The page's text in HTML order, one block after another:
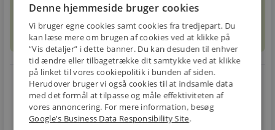
sell Prismatchinfo
E-MÆRKET
Handle trygt hos
os
local_shipping
BILLIG
FRAGT
restart_alt
30 DAGES
Denne hjemmeside bruger cookies
Vi bruger egne cookies samt cookies fra tredjepart. Du
kan læse mere om brugen af cookies ved at klikke på
”Vis detaljer” i dette banner. Du kan desuden til enhver
tid ændre eller tilbagetrække dit samtykke ved at klikke
på linket til vores cookiepolitik i bunden af siden.
Herudover bruger vi også cookies til at indsamle data
med det formål at tilpasse og måle effektiviteten af
vores annoncering. For mere information, besøg
Google's Business Data Responsibility Site.